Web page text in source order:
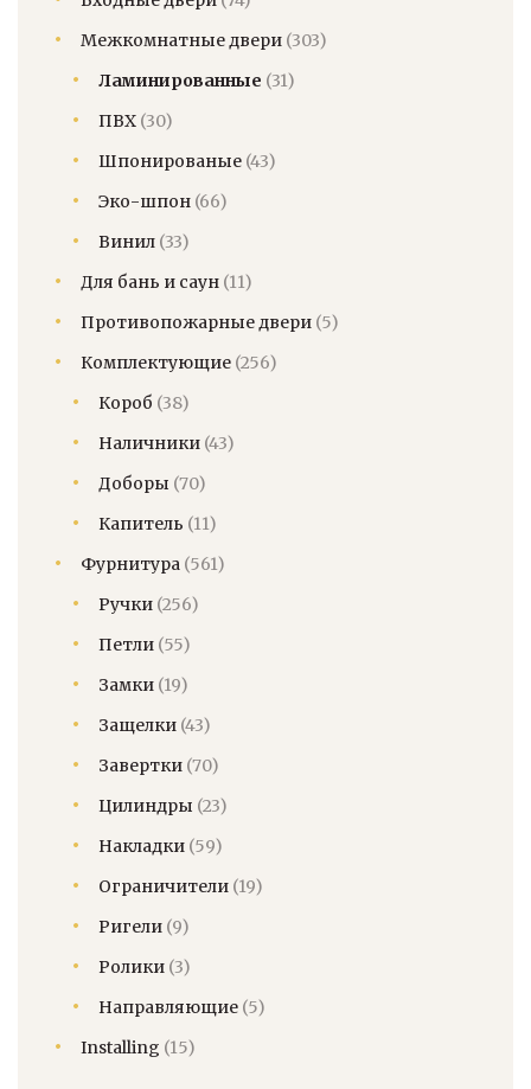
Межкомнатные двери (303)
Ламинированные (31)
ПВХ (30)
Шпонированые (43)
Эко-шпон (66)
Винил (33)
Для бань и саун (11)
Противопожарные двери (5)
Комплектующие (256)
Короб (38)
Наличники (43)
Доборы (70)
Капитель (11)
Фурнитура (561)
Ручки (256)
Петли (55)
Замки (19)
Защелки (43)
Завертки (70)
Цилиндры (23)
Накладки (59)
Ограничители (19)
Ригели (9)
Ролики (3)
Направляющие (5)
Installing (15)